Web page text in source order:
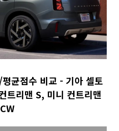
균점수 비교 - 기아 셀토
트리맨 S, 미니 컨트리맨